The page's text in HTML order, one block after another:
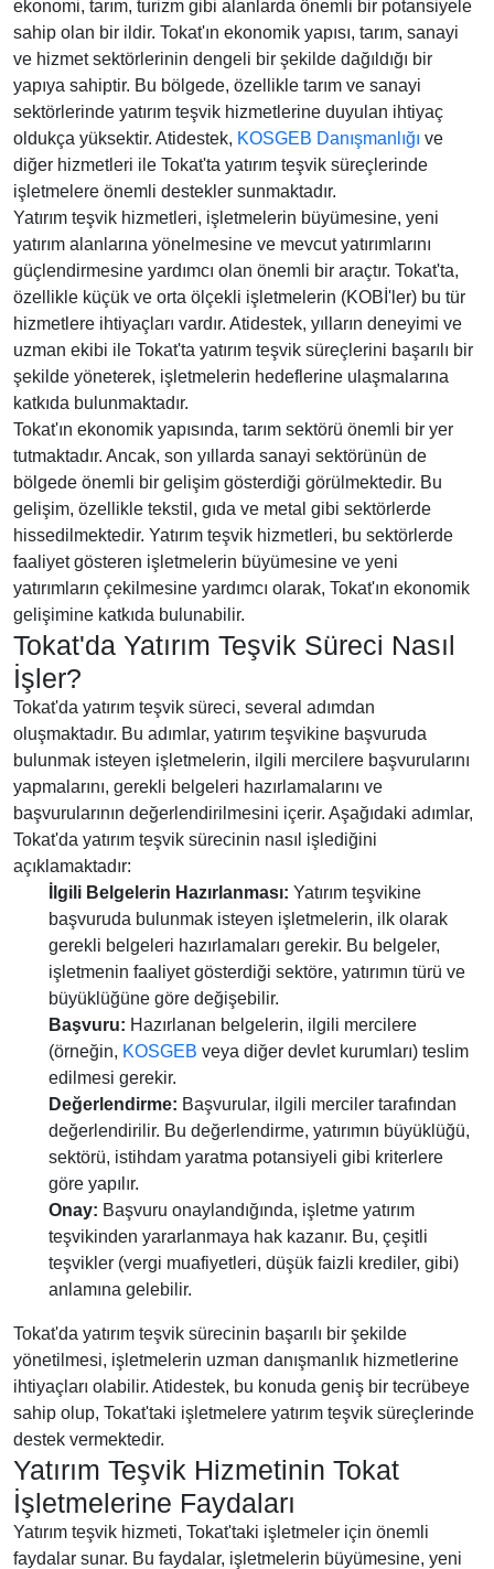
ekonomi, tarım, turizm gibi alanlarda önemli bir potansiyele
sahip olan bir ildir. Tokat'ın ekonomik yapısı, tarım, sanayi
ve hizmet sektörlerinin dengeli bir şekilde dağıldığı bir
yapıya sahiptir. Bu bölgede, özellikle tarım ve sanayi
sektörlerinde yatırım teşvik hizmetlerine duyulan ihtiyaç
oldukça yüksektir. Atidestek, KOSGEB Danışmanlığı ve
diğer hizmetleri ile Tokat'ta yatırım teşvik süreçlerinde
işletmelere önemli destekler sunmaktadır.
Yatırım teşvik hizmetleri, işletmelerin büyümesine, yeni
yatırım alanlarına yönelmesine ve mevcut yatırımlarını
güçlendirmesine yardımcı olan önemli bir araçtır. Tokat'ta,
özellikle küçük ve orta ölçekli işletmelerin (KOBİ'ler) bu tür
hizmetlere ihtiyaçları vardır. Atidestek, yılların deneyimi ve
uzman ekibi ile Tokat'ta yatırım teşvik süreçlerini başarılı bir
şekilde yöneterek, işletmelerin hedeflerine ulaşmalarına
katkıda bulunmaktadır.
Tokat'ın ekonomik yapısında, tarım sektörü önemli bir yer
tutmaktadır. Ancak, son yıllarda sanayi sektörünün de
bölgede önemli bir gelişim gösterdiği görülmektedir. Bu
gelişim, özellikle tekstil, gıda ve metal gibi sektörlerde
hissedilmektedir. Yatırım teşvik hizmetleri, bu sektörlerde
faaliyet gösteren işletmelerin büyümesine ve yeni
yatırımların çekilmesine yardımcı olarak, Tokat'ın ekonomik
gelişimine katkıda bulunabilir.
Tokat'da Yatırım Teşvik Süreci Nasıl
İşler?
Tokat'da yatırım teşvik süreci, several adımdan
oluşmaktadır. Bu adımlar, yatırım teşvikine başvuruda
bulunmak isteyen işletmelerin, ilgili mercilere başvurularını
yapmalarını, gerekli belgeleri hazırlamalarını ve
başvurularının değerlendirilmesini içerir. Aşağıdaki adımlar,
Tokat'da yatırım teşvik sürecinin nasıl işlediğini
açıklamaktadır:
İlgili Belgelerin Hazırlanması: Yatırım teşvikine
başvuruda bulunmak isteyen işletmelerin, ilk olarak
gerekli belgeleri hazırlamaları gerekir. Bu belgeler,
işletmenin faaliyet gösterdiği sektöre, yatırımın türü ve
büyüklüğüne göre değişebilir.
Başvuru: Hazırlanan belgelerin, ilgili mercilere
(örneğin, KOSGEB veya diğer devlet kurumları) teslim
edilmesi gerekir.
Değerlendirme: Başvurular, ilgili merciler tarafından
değerlendirilir. Bu değerlendirme, yatırımın büyüklüğü,
sektörü, istihdam yaratma potansiyeli gibi kriterlere
göre yapılır.
Onay: Başvuru onaylandığında, işletme yatırım
teşvikinden yararlanmaya hak kazanır. Bu, çeşitli
teşvikler (vergi muafiyetleri, düşük faizli krediler, gibi)
anlamına gelebilir.
Tokat'da yatırım teşvik sürecinin başarılı bir şekilde
yönetilmesi, işletmelerin uzman danışmanlık hizmetlerine
ihtiyaçları olabilir. Atidestek, bu konuda geniş bir tecrübeye
sahip olup, Tokat'taki işletmelere yatırım teşvik süreçlerinde
destek vermektedir.
Yatırım Teşvik Hizmetinin Tokat
İşletmelerine Faydaları
Yatırım teşvik hizmeti, Tokat'taki işletmeler için önemli
faydalar sunar. Bu faydalar, işletmelerin büyümesine, yeni